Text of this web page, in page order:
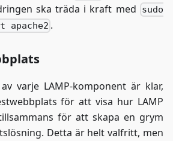
ska träda i kraft med
sudo
apache2 .
varje LAMP-komponent är klar,
för att visa hur LAMP
för att skapa en grym
Detta är helt valfritt, men